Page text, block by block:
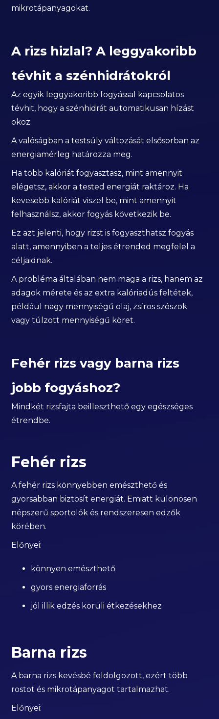
mikrotápanyagokat.
A rizs hizlal? A leggyakoribb
tévhit a szénhidrátokról
Az egyik leggyakoribb fogyással kapcsolatos
tévhit, hogy a szénhidrát automatikusan hízást
okoz.
A valóságban a testsúly változását elsősorban az
energiamérleg határozza meg.
Ha több kalóriát fogyasztasz, mint amennyit
elégetsz, akkor a tested energiát raktároz. Ha
kevesebb kalóriát viszel be, mint amennyit
felhasználsz, akkor fogyás következik be.
Ez azt jelenti, hogy rizst is fogyaszthatsz fogyás
alatt, amennyiben a teljes étrended megfelel a
céljaidnak.
A probléma általában nem maga a rizs, hanem az
adagok mérete és az extra kalóriadús feltétek,
például nagy mennyiségű olaj, zsíros szószok
vagy túlzott mennyiségű köret.
Fehér rizs vagy barna rizs
jobb fogyáshoz?
Mindkét rizsfajta beilleszthető egy egészséges
étrendbe.
Fehér rizs
A fehér rizs könnyebben emészthető és
gyorsabban biztosít energiát. Emiatt különösen
népszerű sportolók és rendszeresen edzők
körében.
Előnyei:
könnyen emészthető
gyors energiaforrás
jól illik edzés körüli étkezésekhez
Barna rizs
A barna rizs kevésbé feldolgozott, ezért több
rostot és mikrotápanyagot tartalmazhat.
Előnyei: